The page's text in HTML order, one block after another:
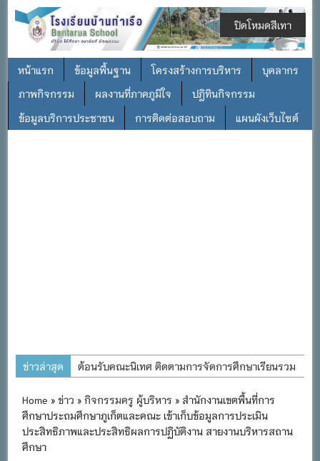
หน้าแรก ข้อมูลพื้นฐาน โครงสร้างการบริหาร
บุคลากร
ภาพกิจกรรม
ผลงานที่ภาคภูมิใจ
ปฎิทินกิจกรรม
ข้อมูลบริการประชาชน
การติดต่อสอบถาม แผนผังเว็บไซต์
ข่าวล่าสุด
ต้อนรับคณะนิเทศ ติดตามการจัดการศึกษาเรียนรวม
การอบรมการจัดทำแผนพัฒนาการจัดการศึกษาและ
แผนปฏิบัติการประจำปีของโรงเรียนในสังกัด
Home »ข่าว »กิจกรรมครู ผู้บริหาร » สำนักงานเขตพื้นที่การ
ศึกษาประถมศึกษาภูเก็ตและคณะ เข้าเก็บข้อมูลการประเมิน
ประสิทธิภาพและประสิทธิผลการปฏิบัติงาน สายงานบริหารสถาน
ศึกษา
ปิดโหมดสีเทา